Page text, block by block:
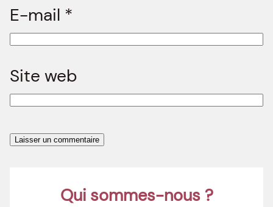
E-mail *
Site web
Qui sommes-nous ?